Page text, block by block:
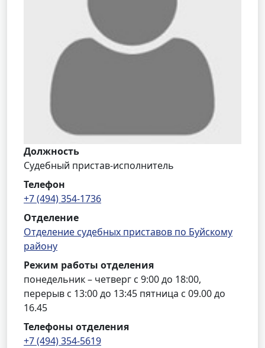
Должность
Судебный пристав-исполнитель
Телефон
+7 (494) 354-1736
Отделение
Отделение судебных приставов по Буйскому
району
Режим работы отделения
понедельник – четверг с 9:00 до 18:00,
перерыв с 13:00 до 13:45 пятница с 09.00 до
16.45
Телефоны отделения
+7 (494) 354-5619